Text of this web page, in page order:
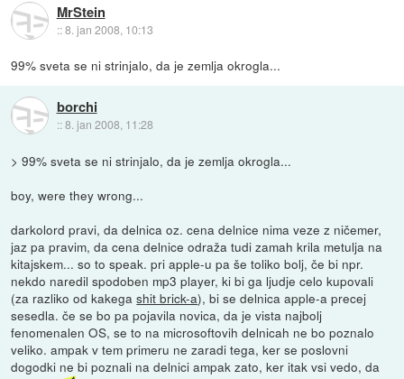
MrStein
::8. jan 2008, 10:13
99% sveta se ni strinjalo, da je zemlja okrogla...
borchi
::8. jan 2008, 11:28
> 99% sveta se ni strinjalo, da je zemlja okrogla...
boy, were they wrong...
darkolord pravi, da delnica oz. cena delnice nima veze z ničemer,
jaz pa pravim, da cena delnice odraža tudi zamah krila metulja na
kitajskem... so to speak. pri apple-u pa še toliko bolj, če bi npr.
nekdo naredil spodoben mp3 player, ki bi ga ljudje celo kupovali
(za razliko od kakegashit brick-a), bi se delnica apple-a precej
sesedla. če se bo pa pojavila novica, da je vista najbolj
fenomenalen OS, se to na microsoftovih delnicah ne bo poznalo
veliko. ampak v tem primeru ne zaradi tega, ker se poslovni
dogodki ne bi poznali na delnici ampak zato, ker itak vsi vedo, da